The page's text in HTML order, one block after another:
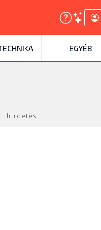
EGYÉB
hirdetés